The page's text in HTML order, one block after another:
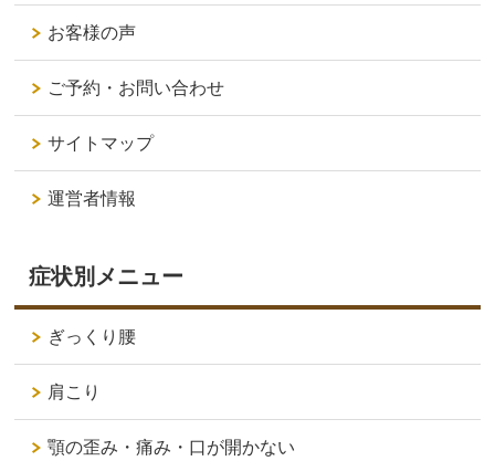
お客様の声
ご予約・お問い合わせ
サイトマップ
運営者情報
症状別メニュー
ぎっくり腰
肩こり
顎の歪み・痛み・口が開かない